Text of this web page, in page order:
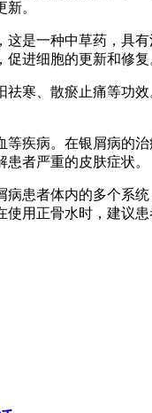
。
这是一种中草药，具
进细胞的更新和修复
祛寒、散瘀止痛等功
等疾病。在银屑病的
者严重的皮肤症状。
病患者体内的多个系
用正骨水时，建议